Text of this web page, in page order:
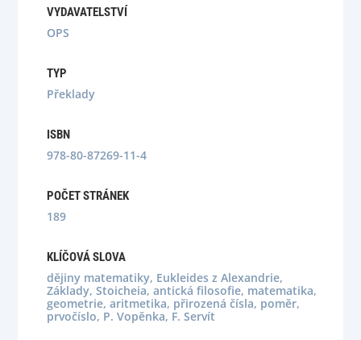
VYDAVATELSTVÍ
OPS
TYP
Překlady
ISBN
978-80-87269-11-4
POČET STRÁNEK
189
KLÍČOVÁ SLOVA
dějiny matematiky, Eukleides z Alexandrie,
Základy, Stoicheia, antická filosofie, matematika,
geometrie, aritmetika, přirozená čísla, poměr,
prvočíslo, P. Vopěnka, F. Servít